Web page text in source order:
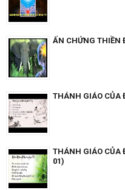
ẤN CHỨNG THIỀN
THÁNH GIÁO CỦA
THÁNH GIÁO CỦA
01)